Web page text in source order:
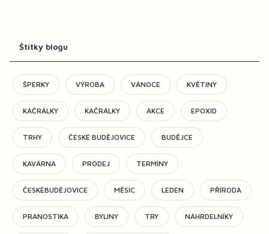
Štítky blogu
ŠPERKY VÝROBA VÁNOCE KVĚTINY
KAČRÁLKY KAČRÁLKY AKCE EPOXID
TRHY ČESKÉ BUDĚJOVICE BUDĚJCE
KAVÁRNA PRODEJ TERMÍNY
ČESKÉBUDĚJOVICE MĚSÍC LEDEN PŘÍRODA
PRANOSTIKA BYLINY TRY NÁHRDELNÍKY